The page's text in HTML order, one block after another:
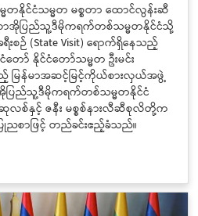
နိုင်ငံသမ္မတ မစ္စတာ ထောင်လွန်းဆီ
အိုပြည်သူ့ဒီမိုကရက်တစ်သမ္မတနိုင်ငံသို့
းစဉ် (State Visit) ရောက်ရှိနေသည့်
ော် နိုင်ငံတော်သမ္မတ ဦးမင်း
မြန်မာအဆင့်မြင့်ကိုယ်စားလှယ်အဖွဲ့
ပြည်သူ့ဒီမိုကရက်တစ်သမ္မတနိုင်ငံ
လစ်နှင့် ဇနီး မစ္စစ်နားလီဆီစုလိတို့က
စာဖြင့် တည်ခင်းဧည့်ခံသည်။